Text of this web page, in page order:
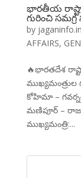
భారతీయ
గురించి
by jaganinfo.in
AFFAIRS,
🔥భారతదేశ
కోహిమా –
మణిపూర్ –
ముఖ్యమంత్రి:...